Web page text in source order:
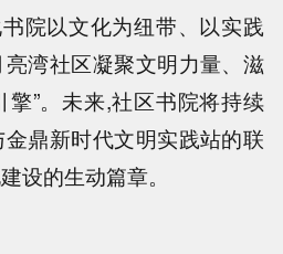
院以文化为纽带、以实践
湾社区凝聚文明力量、滋
擎”。未来,社区书院将持续
鼎新时代文明实践站的联
设的生动篇章。